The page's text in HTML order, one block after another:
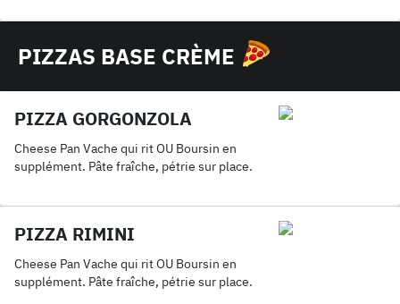
PIZZAS BASE CRÈME
PIZZA GORGONZOLA
Cheese Pan Vache qui rit OU Boursin en
supplément. Pâte fraîche, pétrie sur place.
PIZZA RIMINI
Cheese Pan Vache qui rit OU Boursin en
supplément. Pâte fraîche, pétrie sur place.